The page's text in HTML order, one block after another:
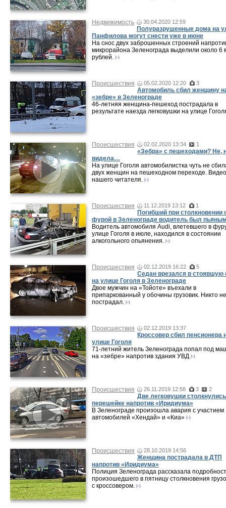
Недвижимость 30.04.2020 12:59
Полуразрушенные дома на
Панфилова могут снести уже в июне
На снос двух заброшенных строений
микрорайона Зеленограда выделили около 6
рублей.
Происшествия 05.02.2020 12:20 3
Автомобиль сбил женщину
«зебре» в Зеленограде
46-летняя женщина-пешеход пострадала в
результате наезда легковушки на улице
Происшествия 02.02.2020 13:34 1
«Зебра» с пешеходами? Не,
видела…
На улице Гоголя автомобилистка чуть не
двух женщин на пешеходном переходе. Видео
нашего читателя.
Происшествия 11.12.2019 13:12 1
Погибший при столкновении
фурой в Зеленограде водитель был
Водитель автомобиля Audi, влетевшего в
улице Гоголя в июле, находился в состоянии
алкогольного опьянения.
Происшествия 02.12.2019 16:22 5
Седан врезался в стоявшую
на улице Гоголя в Зеленограде
Двое мужчин на «Тойоте» въехали в
припаркованный у обочины грузовик. Никто не
пострадал.
Происшествия 02.12.2019 13:37
Кроссовер сбил пенсионера
улице Гоголя
71-летний житель Зеленограда попал под
на «зебре» напротив здания УВД
Происшествия 26.11.2019 12:58 3 2
Две легковушки
перешейке напротив «Иридиума»
В Зеленограде произошла авария с участием
автомобилей «Хендай» и «Киа»
Происшествия 28.10.2019 14:56
Женщина пострадала в ДТП
напротив «Иридиума»
Полиция Зеленограда рассказала
произошедшего в пятницу столкновения
с кроссовером.